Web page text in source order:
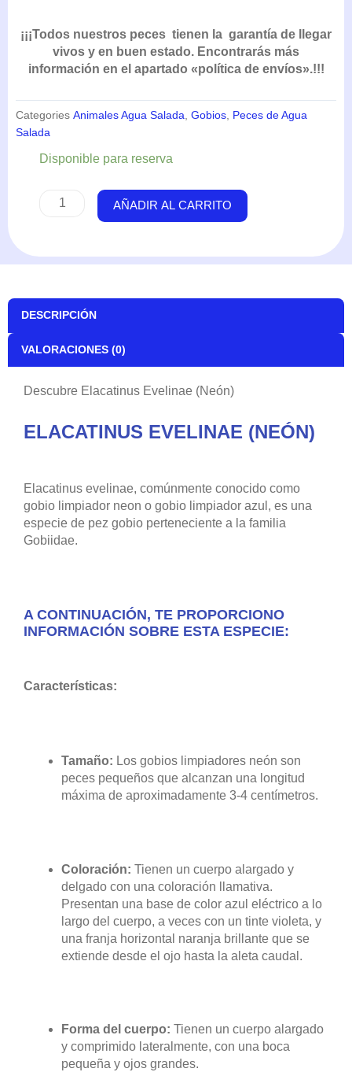
¡¡¡Todos nuestros peces tienen la garantía de llegar
vivos y en buen estado. Encontrarás más
información en el apartado «política de envíos».!!!
Categories Animales Agua Salada Gobios Peces de Agua
Salada
Disponible para reserva
Elacatinus
cantidad
AÑADIR AL CARRITO
DESCRIPCIÓN
VALORACIONES (0)
Descubre Elacatinus Evelinae (Neón)
ELACATINUS EVELINAE (NEÓN)
Elacatinus evelinae, comúnmente conocido como
gobio limpiador neon o gobio limpiador azul, es una
especie de pez gobio perteneciente a la familia
Gobiidae.
A CONTINUACIÓN, TE PROPORCIONO
INFORMACIÓN SOBRE ESTA ESPECIE:
Características:
Tamaño: Los gobios limpiadores neón son
peces pequeños que alcanzan una longitud
máxima de aproximadamente 3-4 centímetros.
Coloración: Tienen un cuerpo alargado y
delgado con una coloración llamativa.
Presentan una base de color azul eléctrico a lo
largo del cuerpo, a veces con un tinte violeta, y
una franja horizontal naranja brillante que se
extiende desde el ojo hasta la aleta caudal.
Forma del cuerpo: Tienen un cuerpo alargado
y comprimido lateralmente, con una boca
pequeña y ojos grandes.